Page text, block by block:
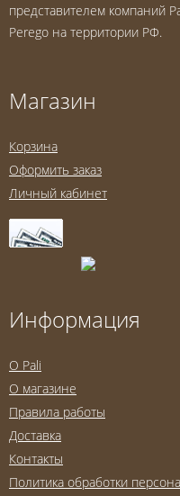
представителем компаний
Perego на территории РФ.
Магазин
Корзина
Оформить заказ
Личный кабинет
Информация
O Pali
О магазине
Правила работы
Доставка
Контакты
Политика обработки